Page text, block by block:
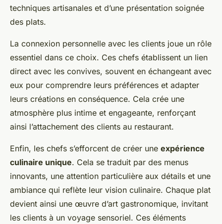
techniques artisanales et d’une présentation soignée
des plats.
La connexion personnelle avec les clients joue un rôle
essentiel dans ce choix. Ces chefs établissent un lien
direct avec les convives, souvent en échangeant avec
eux pour comprendre leurs préférences et adapter
leurs créations en conséquence. Cela crée une
atmosphère plus intime et engageante, renforçant
ainsi l’attachement des clients au restaurant.
Enfin, les chefs s’efforcent de créer une expérience
culinaire unique. Cela se traduit par des menus
innovants, une attention particulière aux détails et une
ambiance qui reflète leur vision culinaire. Chaque plat
devient ainsi une œuvre d’art gastronomique, invitant
les clients à un voyage sensoriel. Ces éléments